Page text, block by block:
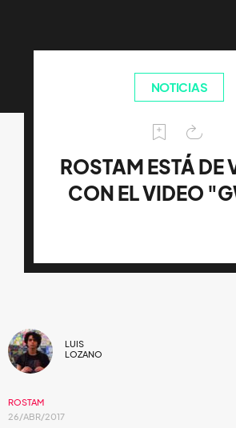
NOTICIAS
ROSTAM ESTÁ DE
CON EL VIDEO
LUIS
LOZANO
ROSTAM
26/ABR/2017